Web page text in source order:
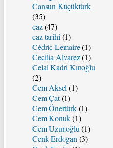
Cansun Küçüktürk
(35)
caz(47)
caz tarihi (1)
Cédric Lemaire(1)
Cecilia Alvarez(1)
Celal Kadri Kınoğlu
(2)
Cem Aksel (1)
Cem Çat(1)
Cem Önertürk(1)
Cem Konuk(1)
Cem Uzunoğlu (1)
Cenk Erdogan (3)